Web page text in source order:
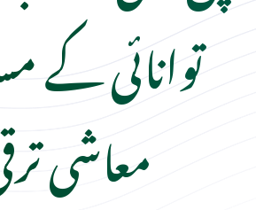
توانائی کے
معاشی